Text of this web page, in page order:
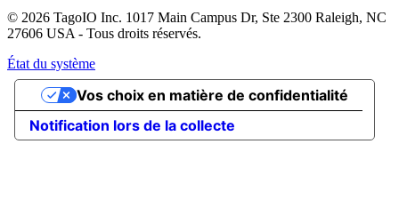
© 2026 TagoIO Inc. 1017 Main Campus Dr, Ste 2300 Raleigh, NC
27606 USA - Tous droits réservés.
État du système
Notification lors de la collecte
Vos choix en matière de confidentialité